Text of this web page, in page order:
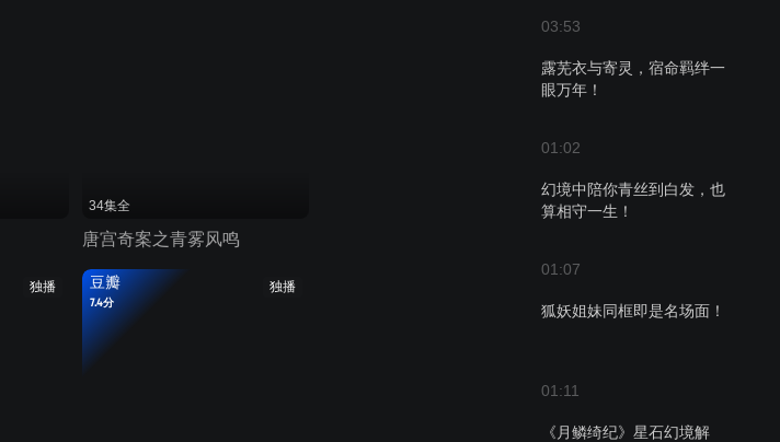
03:53
露芜衣与寄灵，宿命羁绊一
眼万年！
01:02
幻境中陪你青丝到白发，也
算相守一生！
01:07
狐妖姐妹同框即是名场面！
01:11
《月鳞绮纪》星石幻境解
34集全
唐宫奇案之青雾风鸣
独播 独播
豆瓣
7.4分